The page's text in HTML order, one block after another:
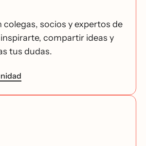
colegas, socios y expertos de
compartir ideas y
tus dudas.